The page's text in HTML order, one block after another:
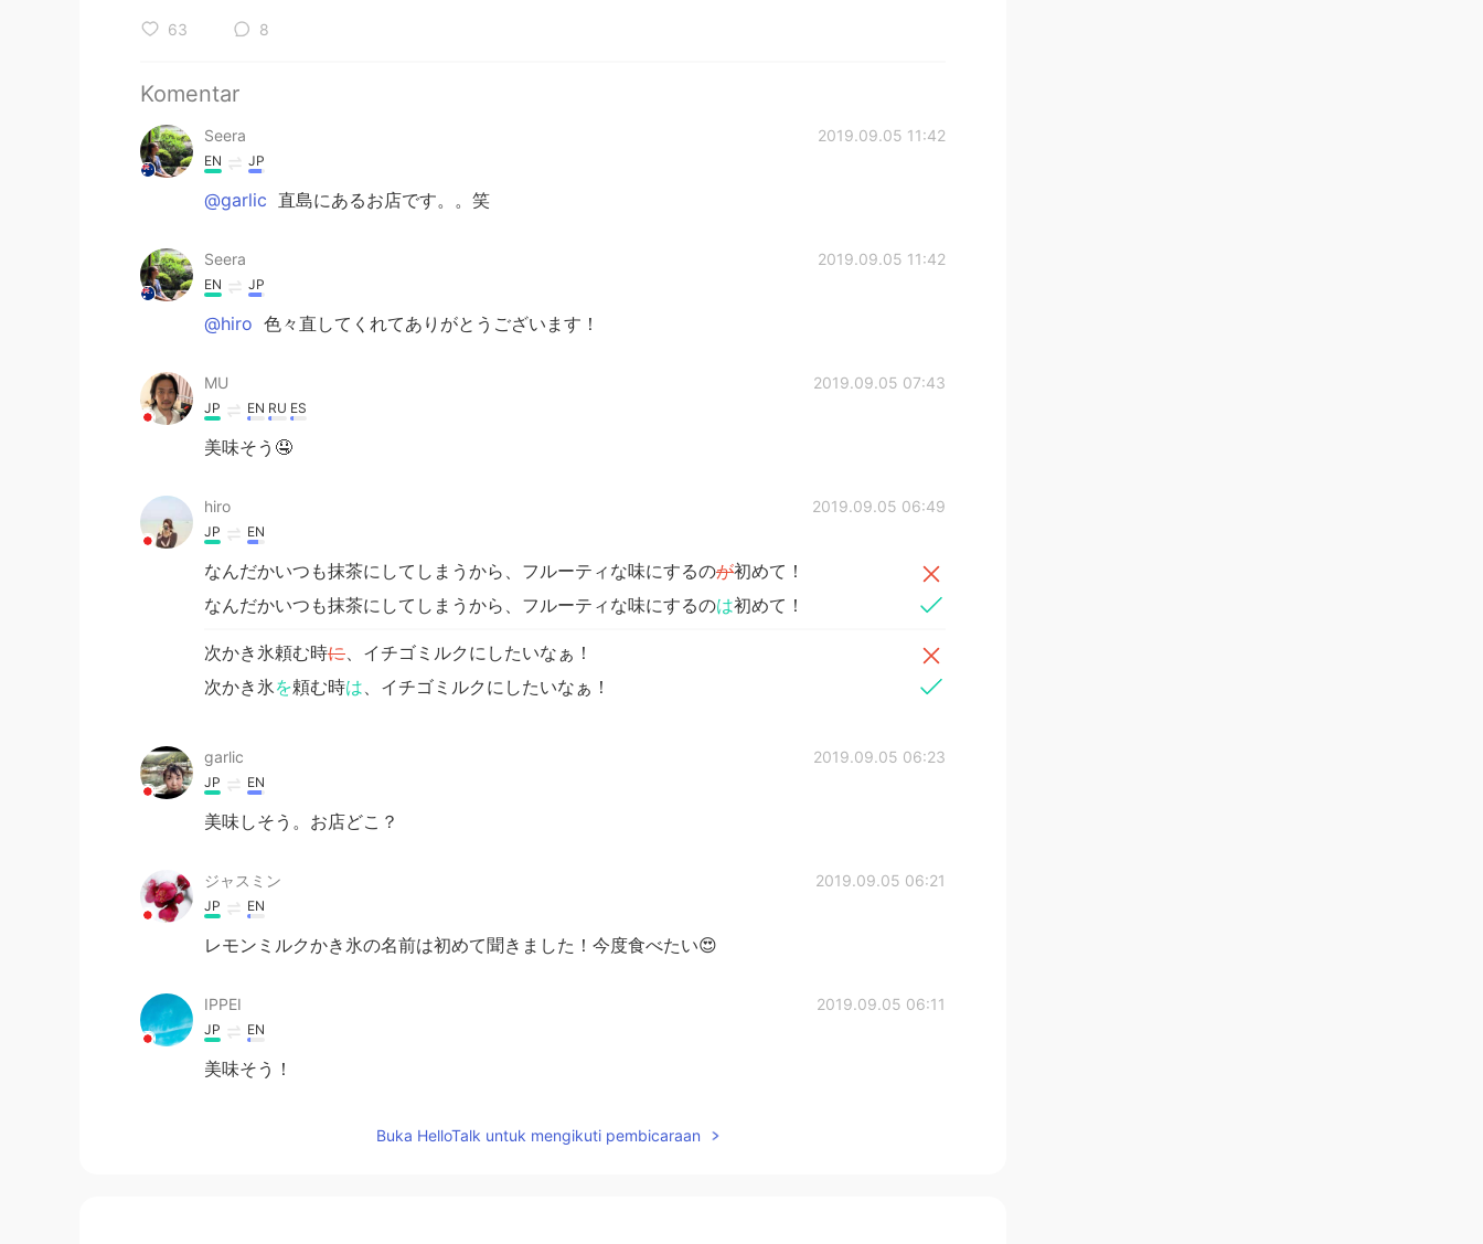
63 8
Komentar
Seera 2019.09.05 11:42
EN JP
@garlic 直島にあるお店です。。笑
Seera 2019.09.05 11:42
EN JP
@hiro 色々直してくれてありがとうございます！
MU 2019.09.05 07:43
JP EN RU ES
美味そう🤤
hiro 2019.09.05 06:49
JP EN
なんだかいつも抹茶にしてしまうから、フルーティな味にするのが初めて！
なんだかいつも抹茶にしてしまうから、フルーティな味にするのは初めて！
次かき氷頼む時に、イチゴミルクにしたいなぁ！
次かき氷を頼む時は、イチゴミルクにしたいなぁ！
garlic 2019.09.05 06:23
JP EN
美味しそう。お店どこ？
ジャスミン 2019.09.05 06:21
JP EN
レモンミルクかき氷の名前は初めて聞きました！今度食べたい😍
IPPEI 2019.09.05 06:11
JP EN
美味そう！
Buka HelloTalk untuk mengikuti pembicaraan